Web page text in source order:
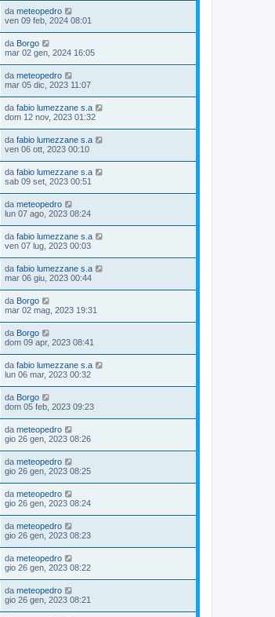
da meteopedro
ven 09 feb, 2024 08:01
da Borgo
mar 02 gen, 2024 16:05
da meteopedro
mar 05 dic, 2023 11:07
da fabio lumezzane s.a
dom 12 nov, 2023 01:32
da fabio lumezzane s.a
ven 06 ott, 2023 00:10
da fabio lumezzane s.a
sab 09 set, 2023 00:51
da meteopedro
lun 07 ago, 2023 08:24
da fabio lumezzane s.a
ven 07 lug, 2023 00:03
da fabio lumezzane s.a
mar 06 giu, 2023 00:44
da Borgo
mar 02 mag, 2023 19:31
da Borgo
dom 09 apr, 2023 08:41
da fabio lumezzane s.a
lun 06 mar, 2023 00:32
da Borgo
dom 05 feb, 2023 09:23
da meteopedro
gio 26 gen, 2023 08:26
da meteopedro
gio 26 gen, 2023 08:25
da meteopedro
gio 26 gen, 2023 08:24
da meteopedro
gio 26 gen, 2023 08:23
da meteopedro
gio 26 gen, 2023 08:22
da meteopedro
gio 26 gen, 2023 08:21